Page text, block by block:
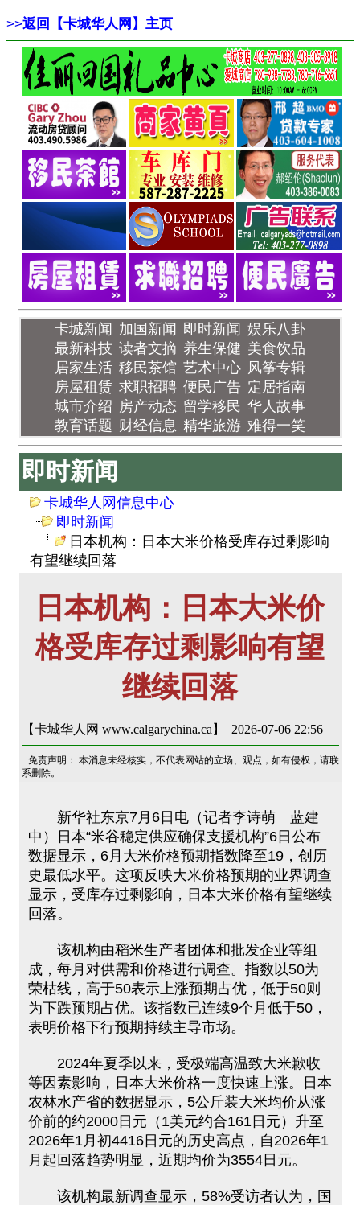
>>返回【卡城华人网】主页
卡城新闻 加国新闻 即时新闻 娱乐八卦
最新科技 读者文摘 养生保健 美食饮品
居家生活 移民茶馆 艺术中心 风筝专辑
房屋租赁 求职招聘 便民广告 定居指南
城市介绍 房产动态 留学移民 华人故事
教育话题 财经信息 精华旅游 难得一笑
即时新闻
卡城华人网信息中心
即时新闻
日本机构：日本大米价格受库存过剩影响
有望继续回落
日本机构：日本大米价
格受库存过剩影响有望
继续回落
【卡城华人网 www.calgarychina.ca】 2026-07-06 22:56
免责声明： 本消息未经核实，不代表网站的立场、观点，如有侵权，请联
系删除。
新华社东京7月6日电（记者李诗萌 蓝建
中）日本“米谷稳定供应确保支援机构”6日公布
数据显示，6月大米价格预期指数降至19，创历
史最低水平。这项反映大米价格预期的业界调查
显示，受库存过剩影响，日本大米价格有望继续
回落。
该机构由稻米生产者团体和批发企业等组
成，每月对供需和价格进行调查。指数以50为
荣枯线，高于50表示上涨预期占优，低于50则
为下跌预期占优。该指数已连续9个月低于50，
表明价格下行预期持续主导市场。
2024年夏季以来，受极端高温致大米歉收
等因素影响，日本大米价格一度快速上涨。日本
农林水产省的数据显示，5公斤装大米均价从涨
价前的约2000日元（1美元约合161日元）升至
2026年1月初4416日元的历史高点，自2026年1
月起回落趋势明显，近期均价为3554日元。
该机构最新调查显示，58%受访者认为，国